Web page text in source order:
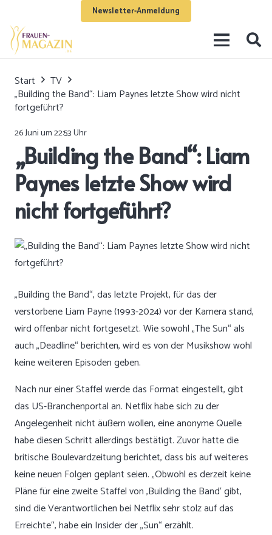
Newsletter-Anmeldung
Start
TV
„Building the Band“: Liam Paynes letzte Show wird nicht
fortgeführt?
26 Juni um 22:53 Uhr
„Building the Band“: Liam
Paynes letzte Show wird
nicht fortgeführt?
„Building the Band“, das letzte Projekt, für das der
verstorbene Liam Payne (1993-2024) vor der Kamera stand,
wird offenbar nicht fortgesetzt. Wie sowohl „The Sun“ als
auch „Deadline“ berichten, wird es von der Musikshow wohl
keine weiteren Episoden geben.
Nach nur einer Staffel werde das Format eingestellt, gibt
das US-Branchenportal an. Netflix habe sich zu der
Angelegenheit nicht äußern wollen, eine anonyme Quelle
habe diesen Schritt allerdings bestätigt. Zuvor hatte die
britische Boulevardzeitung berichtet, dass bis auf weiteres
keine neuen Folgen geplant seien. „Obwohl es derzeit keine
Pläne für eine zweite Staffel von ‚Building the Band‘ gibt,
sind die Verantwortlichen bei Netflix sehr stolz auf das
Erreichte“, habe ein Insider der „Sun“ erzählt.